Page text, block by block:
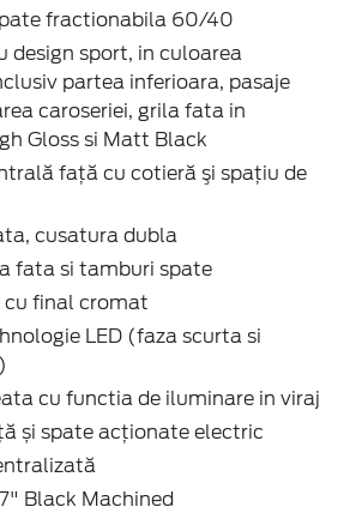
fractionabila 60/40
design sport, in culoarea
partea inferioara, pasaje
caroseriei, grila fata in
Gloss si Matt Black
față cu cotieră şi spaţiu de
cusatura dubla
fata si tamburi spate
cu final cromat
LED (faza scurta si
cu functia de iluminare in viraj
și spate acționate electric
Black Machined